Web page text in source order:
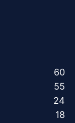
60
55
24
18